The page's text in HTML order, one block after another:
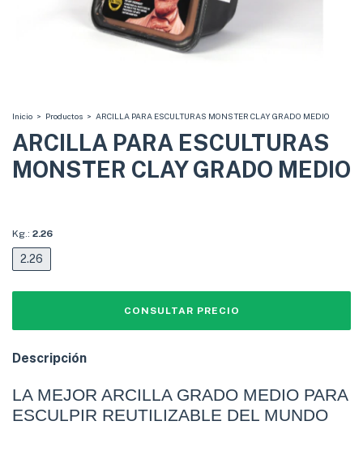
Inicio > Productos > ARCILLA PARA ESCULTURAS MONSTER CLAY GRADO MEDIO
ARCILLA PARA ESCULTURAS
MONSTER CLAY GRADO MEDIO
Kg.: 2.26
2.26
Descripción
LA MEJOR ARCILLA GRADO MEDIO PARA
ESCULPIR REUTILIZABLE DEL MUNDO